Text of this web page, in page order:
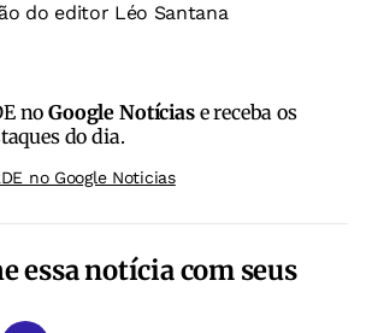
do editor Léo Santana
noGoogle Notíciase receba os
do dia.
no Google Noticias
essa notícia com seus